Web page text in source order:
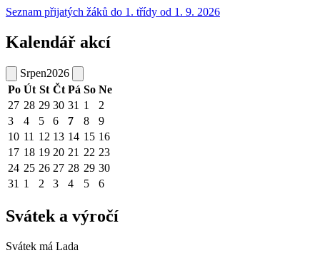
Seznam přijatých žáků do 1. třídy od 1. 9. 2026
Kalendář akcí
Srpen2026
Po Út St Čt Pá So Ne
27 28 29 30 31 1
2
3
4 5 6 7 8
9
10 11 12 13 14 15 16
17 18 19 20 21 22 23
24 25 26 27 28 29 30
31 1 2 3 4 5 6
Svátek a výročí
Svátek má Lada